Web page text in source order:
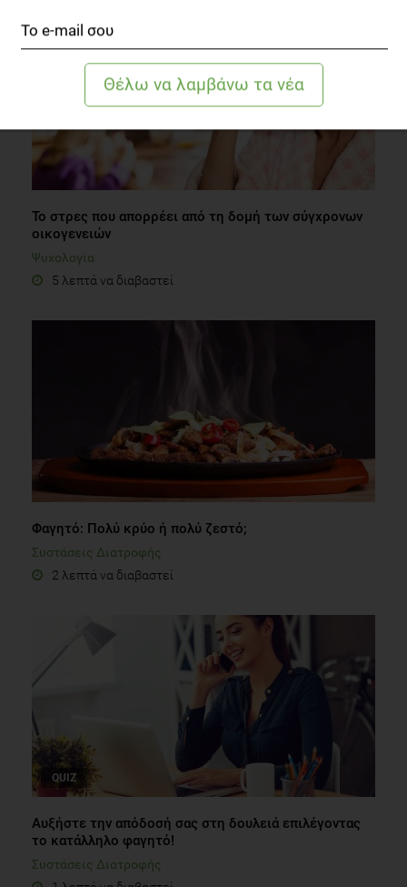
Το στρες που απορρέει από τη δομή των σύγχρονων
οικογενειών
Ψυχολογία
5 λεπτά να διαβαστεί
Φαγητό: Πολύ κρύο ή πολύ ζεστό;
Συστάσεις Διατροφής
2 λεπτά να διαβαστεί
QUIZ
Αυξήστε την απόδοσή σας στη δουλειά επιλέγοντας
το κατάλληλο φαγητό!
Συστάσεις Διατροφής